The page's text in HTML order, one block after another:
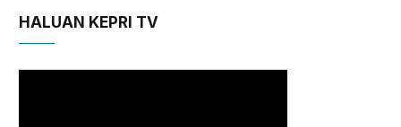
HALUAN KEPRI TV